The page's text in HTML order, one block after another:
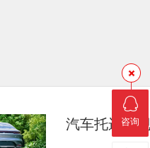
汽车托运：
咨询